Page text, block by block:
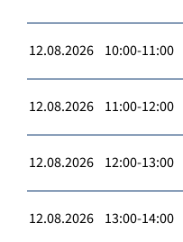
12.08.2026 10:00-11:00
12.08.2026 11:00-12:00
12.08.2026 12:00-13:00
12.08.2026 13:00-14:00